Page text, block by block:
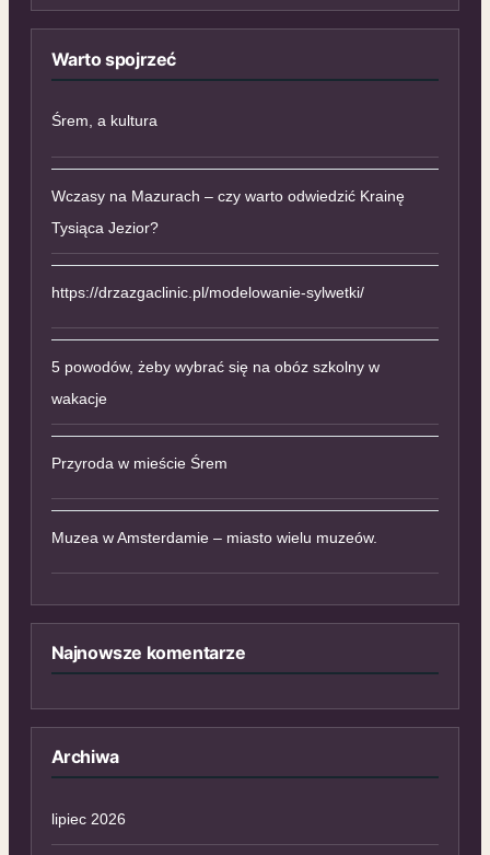
Warto spojrzeć
Śrem, a kultura
Wczasy na Mazurach – czy warto odwiedzić Krainę
Tysiąca Jezior?
https://drzazgaclinic.pl/modelowanie-sylwetki/
5 powodów, żeby wybrać się na obóz szkolny w
wakacje
Przyroda w mieście Śrem
Muzea w Amsterdamie – miasto wielu muzeów.
Najnowsze komentarze
Archiwa
lipiec 2026